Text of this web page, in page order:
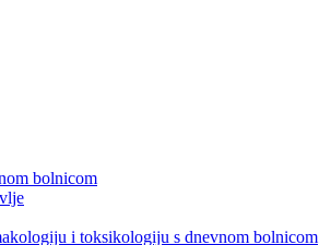
bolnicom
i toksikologiju s dnevnom bolnicom